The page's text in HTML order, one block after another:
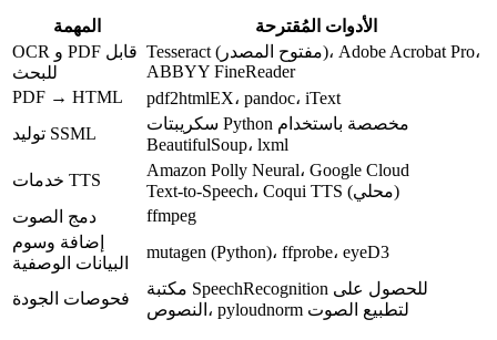
المهمة
الأدوات المُقترحة
OCR و PDF قابل
للبحث
Tesseract (مفتوح المصدر)، Adobe Acrobat Pro،
ABBYY FineReader
PDF → HTML
pdf2htmlEX، pandoc، iText
توليد SSML
سكريبتات Python مخصصة باستخدام
BeautifulSoup، lxml
خدمات TTS
Amazon Polly Neural، Google Cloud
Text‑to‑Speech،
Coqui TTS (محلي)
دمج الصوت
ffmpeg
إضافة وسوم
البيانات الوصفية
mutagen (Python)، ffprobe، eyeD3
فحوصات الجودة
SpeechRecognition
النصوص، pyloudnorm لتطبيع الصوت